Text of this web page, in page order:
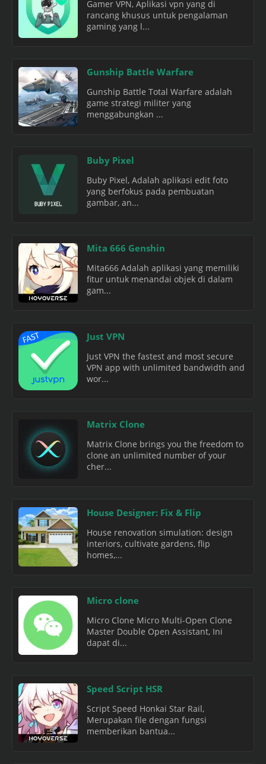
Gamer VPN, Aplikasi vpn yang di
rancang khusus untuk pengalaman
gaming yang l...
Gunship Battle Warfare
Gunship Battle Total Warfare adalah
game strategi militer yang
menggabungkan ...
Buby Pixel
Buby Pixel, Adalah aplikasi edit foto
yang berfokus pada pembuatan
gambar, an...
Mita 666 Genshin
Mita666 Adalah aplikasi yang memiliki
fitur untuk menandai objek di dalam
gam...
Just VPN
Just VPN the fastest and most secure
VPN app with unlimited bandwidth and
wor...
Matrix Clone
Matrix Clone brings you the freedom to
clone an unlimited number of your
cher...
House Designer: Fix & Flip
House renovation simulation: design
interiors, cultivate gardens, flip
homes,...
Micro clone
Micro Clone Micro Multi-Open Clone
Master Double Open Assistant, Ini
dapat di...
Speed Script HSR
Script Speed Honkai Star Rail,
Merupakan file dengan fungsi
memberikan bantua...